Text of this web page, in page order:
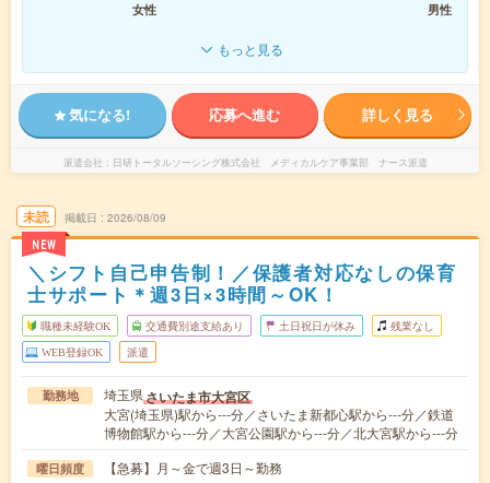
女性
男性
もっと見る
気になる! 応募へ進む 詳しく見る
派遣会社 日研トータルソーシング株式会社 メディカルケア事業部 ナース派遣
未読
NEW
掲載日 2026/08/09
＼シフト自己申告制！／保護者対応なしの保育
士サポート＊週3日×3時間～OK！
職種未経験OK 交通費別途支給あり 土日祝日が休み 残業なし
WEB登録OK 派遣
勤務地 埼玉県さいたま市大宮区
大宮(埼玉県)駅から---分／さいたま新都心駅から---分／鉄道
博物館駅から---分／大宮公園駅から---分／北大宮駅から---分
曜日頻度 【急募】月～金で週3日～勤務